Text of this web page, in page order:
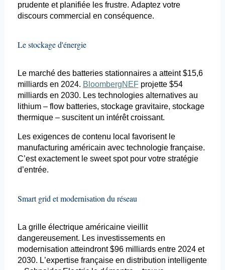
prudente et planifiée les frustre. Adaptez votre
discours commercial en conséquence.
Le stockage d'énergie
Le marché des batteries stationnaires a atteint $15,6
milliards en 2024. BloombergNEF projette$54
milliards en 2030. Les technologies alternatives au
lithium – flow batteries, stockage gravitaire, stockage
thermique – suscitent un intérêt croissant.
Les exigences de contenu local favorisent le
manufacturing américain avec technologie française.
C’est exactement le sweetspot pour votre stratégie
d’entrée.
Smartgridet modernisation du réseau
La grille électrique américaine vieillit
dangereusement. Les investissements en
modernisation atteindront $96 milliards entre 2024 et
2030. L’expertise française en distribution intelligente